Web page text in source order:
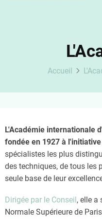
Accueil
L'Académie internationale
fondée en 1927 à
spécialistes les plus
des techniques, de tous les
seule base de leur
Dirigée par le Conseil , elle a
Normale Supérieure de